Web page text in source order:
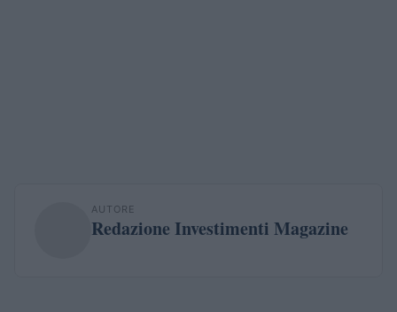
AUTORE
Redazione Investimenti Magazine